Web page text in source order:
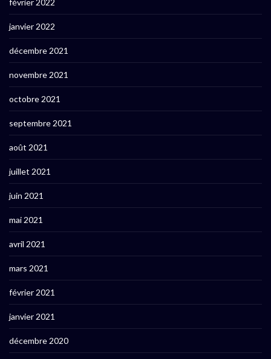
février 2022
janvier 2022
décembre 2021
novembre 2021
octobre 2021
septembre 2021
août 2021
juillet 2021
juin 2021
mai 2021
avril 2021
mars 2021
février 2021
janvier 2021
décembre 2020